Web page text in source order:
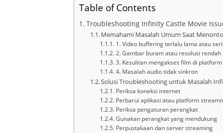
Table of Contents
Troubleshooting Infinity Castle Movie
Memahami Masalah Umum Saat
1. Video buffering terlalu lama atau
2. Gambar buram atau resolusi rendah
3. Kesulitan mengakses film di
4. Masalah audio tidak sinkron
Solusi Troubleshooting untuk Masalah
Periksa koneksi internet
Perbarui aplikasi atau platform
Periksa pengaturan perangkat
Gunakan perangkat yang mendukung
Perpustakaan dan server streaming